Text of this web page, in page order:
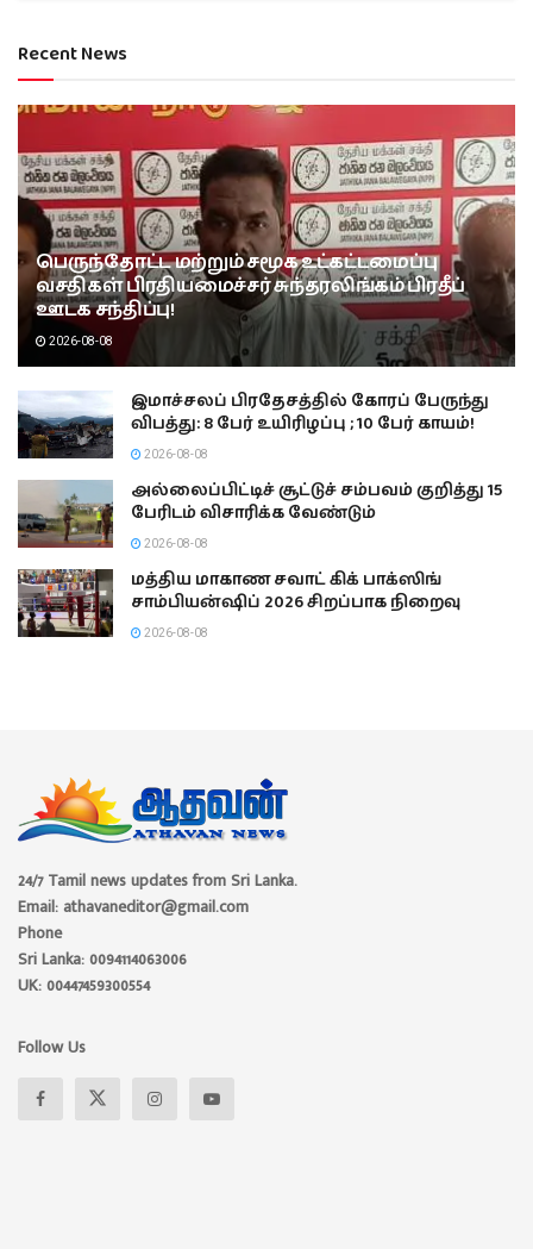
Recent News
பெருந்தோட்ட மற்றும் சமூக உட்கட்டமைப்பு
வசதிகள் பிரதியமைச்சர் சுந்தரலிங்கம் பிரதீப்
ஊடக சந்திப்பு!
2026-08-08
இமாச்சலப் பிரதேசத்தில் கோரப் பேருந்து
விபத்து: 8 பேர் உயிரிழப்பு ; 10 பேர் காயம்!
2026-08-08
அல்லைப்பிட்டிச் சூட்டுச் சம்பவம் குறித்து 15
பேரிடம் விசாரிக்க வேண்டும்
2026-08-08
மத்திய மாகாண சவாட் கிக் பாக்ஸிங்
சாம்பியன்ஷிப் 2026 சிறப்பாக நிறைவு
2026-08-08
24/7 Tamil news updates from Sri Lanka.
Email: athavaneditor@gmail.com
Phone
Sri Lanka: 0094114063006
UK: 00447459300554
Follow Us